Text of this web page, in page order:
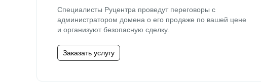
Специалисты Руцентра проведут переговоры с
администратором домена о его продаже по вашей цене
и организуют безопасную сделку.
Заказать услугу